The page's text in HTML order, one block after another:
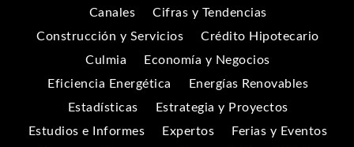
Canales
Cifras y Tendencias
Construcción y Servicios
Crédito Hipotecario
Culmia
Economía y Negocios
Eficiencia Energética
Energías Renovables
Estadísticas
Estrategia y Proyectos
Estudios e Informes
Expertos
Ferias y Eventos